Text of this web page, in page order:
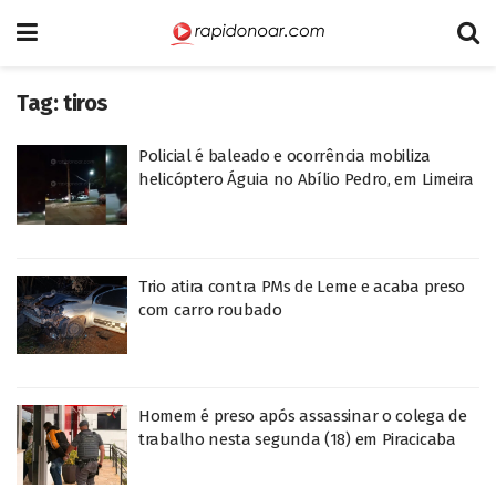
Tag:tiros
Policial é baleado e ocorrência mobiliza
helicóptero Águia no Abílio Pedro, em Limeira
Trio atira contra PMs de Leme e acaba preso
com carro roubado
Homem é preso após assassinar o colega de
trabalho nesta segunda (18) em Piracicaba